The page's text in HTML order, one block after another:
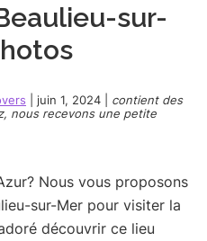
sur-
juin 1, 2024
contient des
nous recevons une petite
Nous vous proposons
sur-Mer pour visiter la
découvrir ce lieu